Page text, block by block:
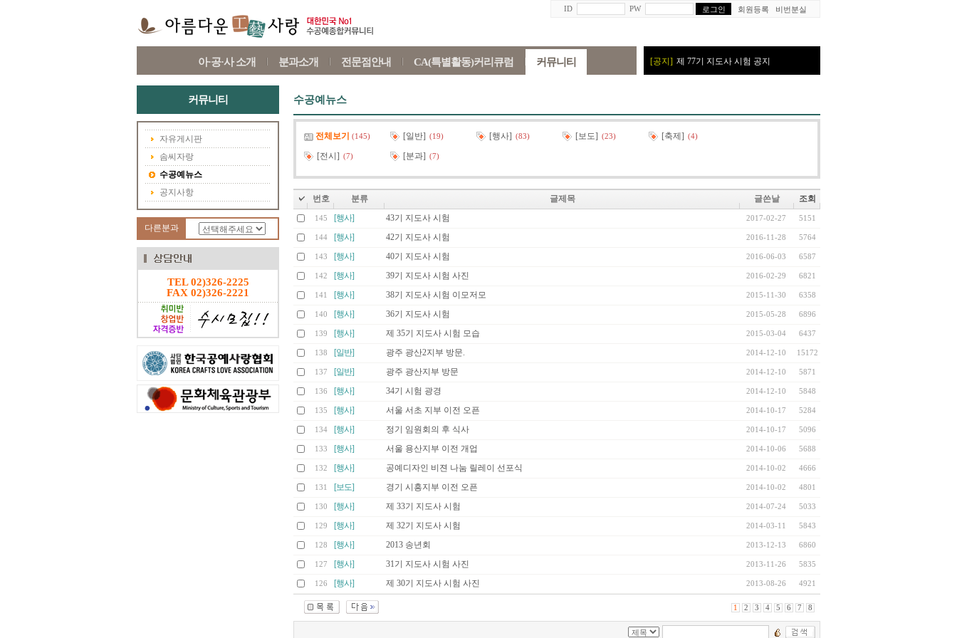
ID PW 회원등록 비번분실
아·공·사 소개 분과소개 전문점안내 CA(특별활동)커리큐럼 커뮤니티
커뮤니티
자유게시판
솜씨자랑
수공예뉴스
공지사항
다른분과
TEL 02)326-2225
FAX 02)326-2221
수공예뉴스
전체보기 (145) [일반] (19) [행사] (83) [보도] (23) [축제] (4)
[전시] (7) [분과] (7)
번호 분류 글제목 글쓴날 조회
145 [행사] 43기 지도사 시험 2017-02-27 5151
144 [행사] 42기 지도사 시험 2016-11-28 5764
143 [행사] 40기 지도사 시험 2016-06-03 6587
142 [행사] 39기 지도사 시험 사진 2016-02-29 6821
141 [행사] 38기 지도사 시험 이모저모 2015-11-30 6358
140 [행사] 36기 지도사 시험 2015-05-28 6896
139 [행사] 제 35기 지도사 시험 모습 2015-03-04 6437
138 [일반] 광주 광산2지부 방문. 2014-12-10 15172
137 [일반] 광주 광산지부 방문 2014-12-10 5871
136 [행사] 34기 시험 광경 2014-12-10 5848
135 [행사] 서울 서초 지부 이전 오픈 2014-10-17 5284
134 [행사] 정기 임원회의 후 식사 2014-10-17 5096
133 [행사] 서울 용산지부 이전 개업 2014-10-06 5688
132 [행사] 공예디자인 비젼 나눔 릴레이 선포식 2014-10-02 4666
131 [보도] 경기 시흥지부 이전 오픈 2014-10-02 4801
130 [행사] 제 33기 지도사 시험 2014-07-24 5033
129 [행사] 제 32기 지도사 시험 2014-03-11 5843
128 [행사] 2013 송년회 2013-12-13 6860
127 [행사] 31기 지도사 시험 사진 2013-11-26 5835
126 [행사] 제 30기 지도사 시험 사진 2013-08-26 4921
1 2 3 4 5 6 7 8